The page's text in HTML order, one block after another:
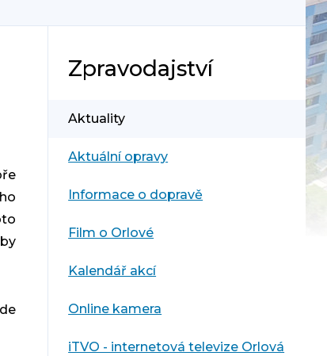
Zpravodajství
Aktuality
Aktuální opravy
Informace o dopravě
Film o Orlové
Kalendář akcí
Online kamera
iTVO - internetová televize Orlová